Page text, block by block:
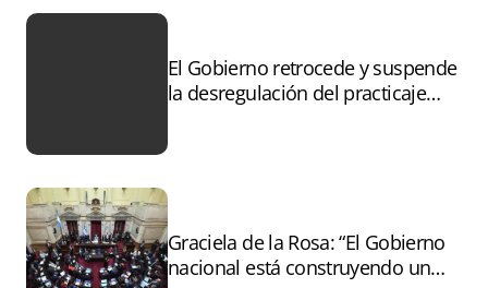
El Gobierno retrocede y suspende
la desregulación del practicaje
Graciela de la Rosa: “El Gobierno
nacional está construyendo un